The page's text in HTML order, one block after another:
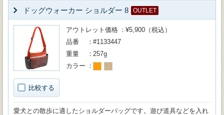
ドッグウォーカー ショルダー 8 OUTLET
比較する
アウトレット価格
¥5,900（税込）
品番
#1133447
重量
257g
カラー
愛犬との散歩に適したショルダーバッグです。遊び道具などを入れ